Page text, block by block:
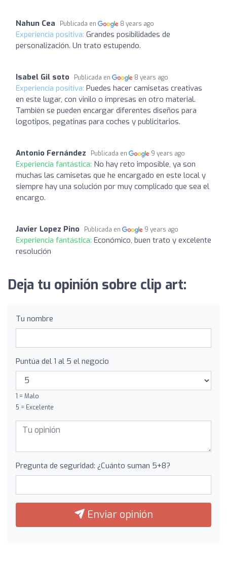
Nahun Cea Publicada en 8 years ago
Experiencia positiva: Grandes posibilidades de
personalización. Un trato estupendo.
Isabel Gil soto Publicada en 8 years ago
Experiencia positiva: Puedes hacer camisetas creativas
en este lugar, con vinilo o impresas en otro material.
También se pueden encargar diferentes diseños para
logotipos, pegatinas para coches y publicitarios.
Antonio Fernández Publicada en 9 years ago
Experiencia fantástica: No hay reto imposible, ya son
muchas las camisetas que he encargado en este local y
siempre hay una solución por muy complicado que sea el
encargo.
Javier Lopez Pino Publicada en 9 years ago
Experiencia fantástica: Económico, buen trato y excelente
resolución
Deja tu opinión sobre clip art:
Tu nombre
Puntúa del 1 al 5 el negocio
1 = Malo
5 = Excelente
Pregunta de seguridad: ¿Cuánto suman 5+8?
Enviar opinión